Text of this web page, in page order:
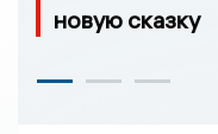
новую сказку